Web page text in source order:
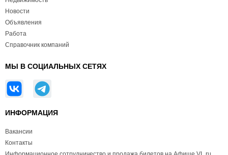
Новости
Объявления
Работа
Справочник компаний
МЫ В СОЦИАЛЬНЫХ СЕТЯХ
ИНФОРМАЦИЯ
Вакансии
Контакты